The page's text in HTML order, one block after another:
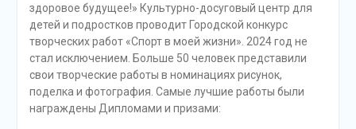
здоровое будущее!» Культурно-досуговый центр для
детей и подростков проводит Городской конкурс
творческих работ «Спорт в моей жизни». 2024 год не
стал исключением. Больше 50 человек представили
свои творческие работы в номинациях рисунок,
поделка и фотография. Самые лучшие работы были
награждены Дипломами и призами: